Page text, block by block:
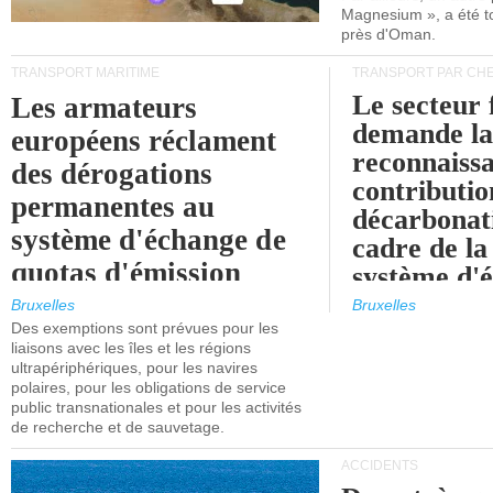
Magnesium », a été
près d'Oman.
TRANSPORT MARITIME
Les armateurs
européens réclament
des dérogations
permanentes au
système d'échange de
quotas d'émission
maritimes de l'UE
après 2030.
Bruxelles
Des exemptions sont prévues pour les
liaisons avec les îles et les régions
ultrapériphériques, pour les navires
polaires, pour les obligations de service
public transnationales et pour les activités
de recherche et de sauvetage.
TRANSPORT PAR
Le
demande la
cadre de
système
quotas
Bruxelles
ACCIDENTS